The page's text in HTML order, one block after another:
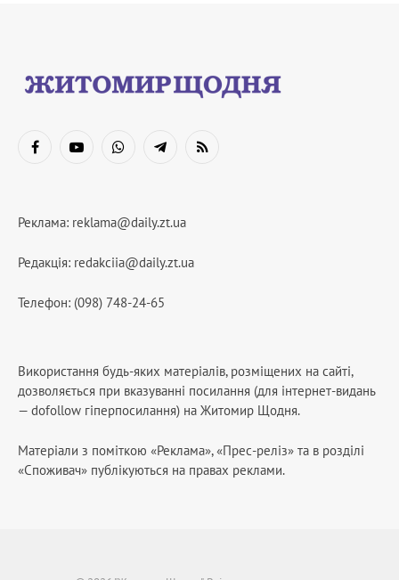
FacebookYouTubeWhatsAppTelegramRSS
Реклама: reklama@daily.zt.ua
Редакція: redakciia@daily.zt.ua
Телефон: (098) 748-24-65
Використання будь-яких матеріалів, розміщених на сайті,
дозволяється при вказуванні посилання (для інтернет-видань
— dofollow гіперпосилання) на Житомир Щодня.
Матеріали з поміткою «Реклама», «Прес-реліз» та в розділі
«Споживач» публікуються на правах реклами.